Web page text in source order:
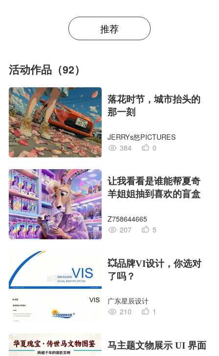
推荐
活动作品（92）
落花时节，城市抬头的
那一刻
JERRYs怒PICTURES
384
0
让我看看是谁能帮夏奇
羊姐姐抽到喜欢的盲盒
Z758644665
207
5
💥品牌VI设计，你选对
了吗？
广东星辰设计
210
1
马主题文物展示 UI 界面